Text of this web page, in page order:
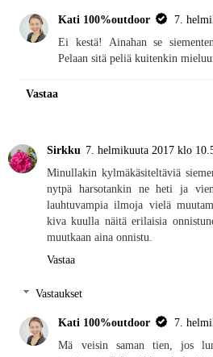
Kati 100%outdoor
7.
Ei kestä! Ainahan se
Pelaan sitä peliä kuitenkin
Vastaa
Sirkku 7. helmikuuta 2017 klo
Minullakin kylmäkäsiteltäviä
nytpä harsotankin ne heti ja
lauhtuvampia ilmoja vielä
kiva kuulla näitä erilaisia
muutkaan aina onnistu.
Vastaa
Vastaukset
Kati 100%outdoor
7.
Mä veisin saman tien, jos